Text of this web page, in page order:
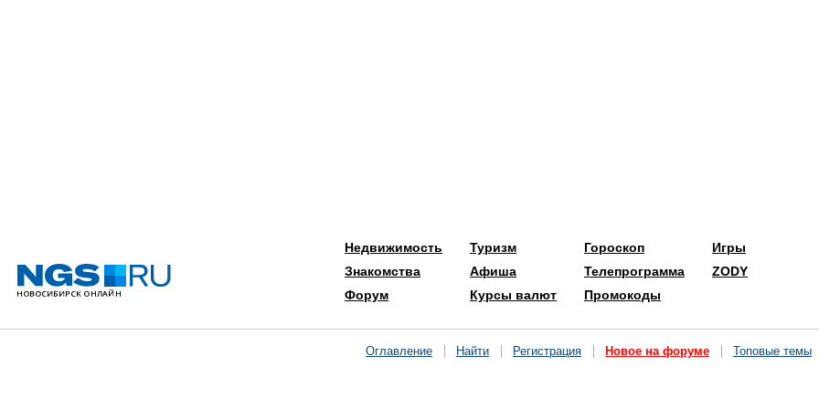
Недвижимость
Знакомства
Форум
Туризм
Афиша
Курсы валют
Гороскоп
Телепрограмма
Промокоды
Игры
ZODY
Оглавление Найти Регистрация Новое на форуме Топовые темы